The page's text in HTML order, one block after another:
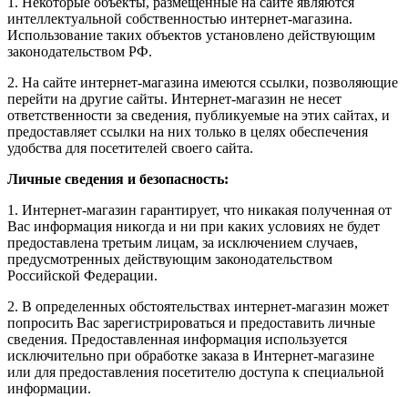
интеллектуальной собственностью интернет-магазина.
Использование таких объектов установлено действующим
законодательством РФ.
2. На сайте интернет-магазина имеются ссылки, позволяющие
перейти на другие сайты. Интернет-магазин не несет
ответственности за сведения, публикуемые на этих сайтах, и
предоставляет ссылки на них только в целях обеспечения
удобства для посетителей своего сайта.
Личные сведения и безопасность:
1. Интернет-магазин гарантирует, что никакая полученная от
Вас информация никогда и ни при каких условиях не будет
предоставлена третьим лицам, за исключением случаев,
предусмотренных действующим законодательством
Российской Федерации.
2. В определенных обстоятельствах интернет-магазин может
попросить Вас зарегистрироваться и предоставить личные
сведения. Предоставленная информация используется
исключительно при обработке заказа в Интернет-магазине
или для предоставления посетителю доступа к специальной
информации.